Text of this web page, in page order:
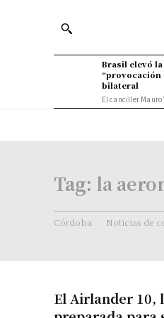
Brasil elevó
“provocación
bilateral
El canciller
Tag: la
Córdoba Noticias de
El Airlander 10,